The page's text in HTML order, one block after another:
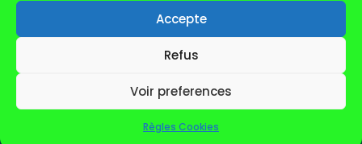
Accepte
Refus
Voir preferences
Règles Cookies
© AS Club du PIC ST-LOUP (2022-2026)